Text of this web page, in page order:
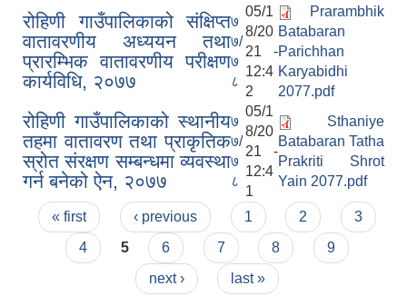
रोहिणी गाउँपालिकाको संक्षिप्त
वातावरणीय अध्ययन तथा
प्रारम्भिक वातावरणीय परीक्षण
कार्यविधि, २०७७
७
७/
७
८
05/1
8/20
21 -
12:4
2
Prarambhik
Batabaran
Parichhan
Karyabidhi
2077.pdf
रोहिणी गाउँपालिकाको स्थानीय
तहमा वातावरण तथा प्राकृतिक
स्रोत संरक्षण सम्बन्धमा व्यवस्था
गर्न बनेको ऐन, २०७७
७
७/
७
८
05/1
8/20
21 -
12:4
1
Sthaniye
Batabaran Tatha
Prakriti Shrot
Yain 2077.pdf
Pages
« first ‹ previous 1 2
3
4
5 6 7 8
9
next ›
last »